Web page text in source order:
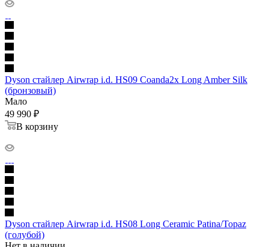
Dyson стайлер Airwrap i.d. HS09 Coanda2x Long Amber Silk
(бронзовый)
Мало
49 990 ₽
В корзину
Dyson стайлер Airwrap i.d. HS08 Long Ceramic Patina/Topaz
(голубой)